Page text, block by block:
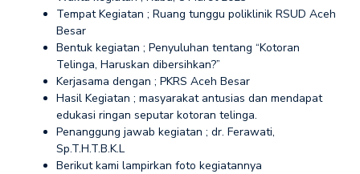
Tempat Kegiatan ; Ruang tunggu poliklinik RSUD Aceh
Besar
Bentuk kegiatan ; Penyuluhan tentang “Kotoran
Telinga, Haruskan dibersihkan?”
Kerjasama dengan ; PKRS Aceh Besar
Hasil Kegiatan ; masyarakat antusias dan mendapat
edukasi ringan seputar kotoran telinga.
Penanggung jawab kegiatan ; dr. Ferawati,
Sp.T.H.T.B.K.L
Berikut kami lampirkan foto kegiatannya